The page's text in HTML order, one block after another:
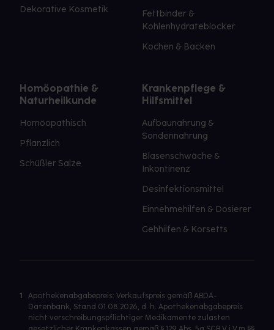
Dekorative Kosmetik
Fettbinder &
Kohlenhydrateblocker
Kochen & Backen
Homöopathie &
Naturheilkunde
Homöopathisch
Pflanzlich
Schüßler Salze
Krankenpflege &
Hilfsmittel
Aufbaunahrung &
Sondennahrung
Blasenschwäche &
Inkontinenz
Desinfektionsmittel
Einnehmehilfen & Dosierer
Gehhilfen & Korsetts
1
Apothekenabgabepreis: Verkaufspreis gemäß ABDA-
Datenbank, Stand 01.08.2026, d. h. Apothekenabgabepreis
nicht verschreibungspflichtiger Medikamente zulasten